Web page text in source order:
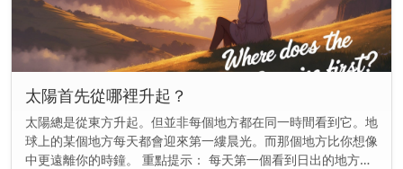
太陽首先從哪裡升起？
太陽總是從東方升起。但並非每個地方都在同一時間看到它。地
球上的某個地方每天都會迎來第一縷晨光。而那個地方比你想像
中更遠離你的時鐘。 重點提示： 每天第一個看到日出的地方通